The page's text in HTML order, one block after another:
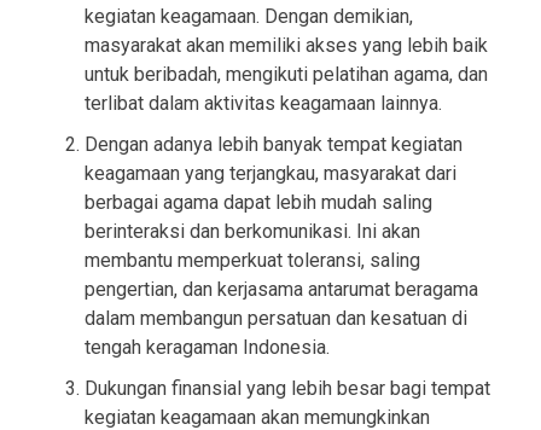
kegiatan keagamaan. Dengan demikian,
masyarakat akan memiliki akses yang lebih baik
untuk beribadah, mengikuti pelatihan agama, dan
terlibat dalam aktivitas keagamaan lainnya.
Dengan adanya lebih banyak tempat kegiatan
keagamaan yang terjangkau, masyarakat dari
berbagai agama dapat lebih mudah saling
berinteraksi dan berkomunikasi. Ini akan
membantu memperkuat toleransi, saling
pengertian, dan kerjasama antarumat beragama
dalam membangun persatuan dan kesatuan di
tengah keragaman Indonesia.
Dukungan finansial yang lebih besar bagi tempat
kegiatan keagamaan akan memungkinkan